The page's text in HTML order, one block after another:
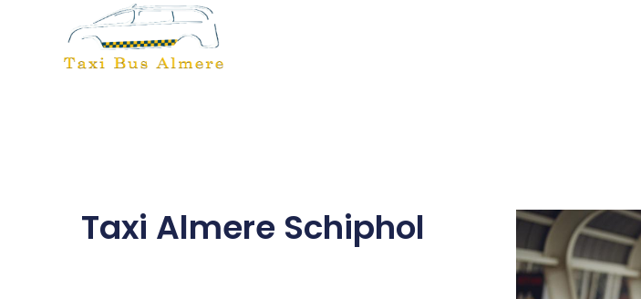
Taxi Almere Schiphol